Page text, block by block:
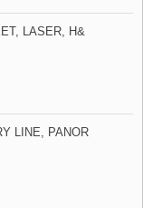
LASER,​ H&
LINE,​ PANOR